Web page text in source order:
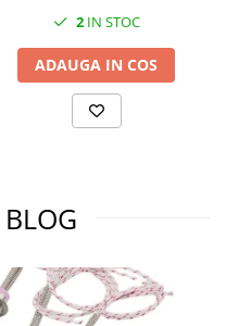
2IN STOC
ADAUGA IN COS